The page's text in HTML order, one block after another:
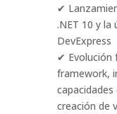
✔
.NET 10 y la
DevExpress
✔ Evolución
framework,
creación de